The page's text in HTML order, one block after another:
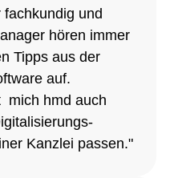
und
hören immer
Tipps aus der
auf.
mich hmd auch
Kanzlei passen."